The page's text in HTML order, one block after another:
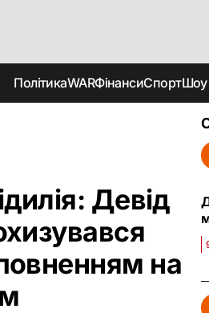
ПолітикаWARФінансиСпортШоу
Девід
на